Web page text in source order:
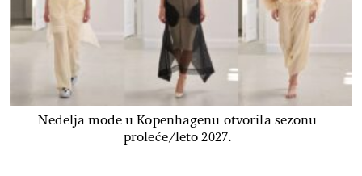
Nedelja mode u Kopenhagenu otvorila sezonu
proleće/leto 2027.